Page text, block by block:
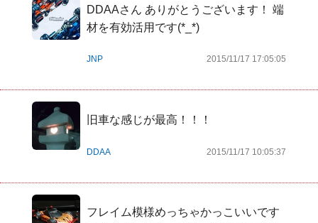
DDAAさん ありがとうございます！ 端
材を有効活用です(*_*)
JNP 2015/11/17 17:05:05
旧車な感じが最高！！！
DDAA 2015/11/17 10:05:37
フレイム模様めっちゃかっこいいです